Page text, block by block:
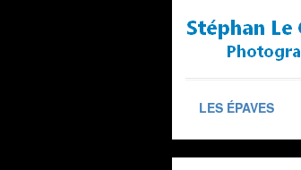
LES ÉPAVES